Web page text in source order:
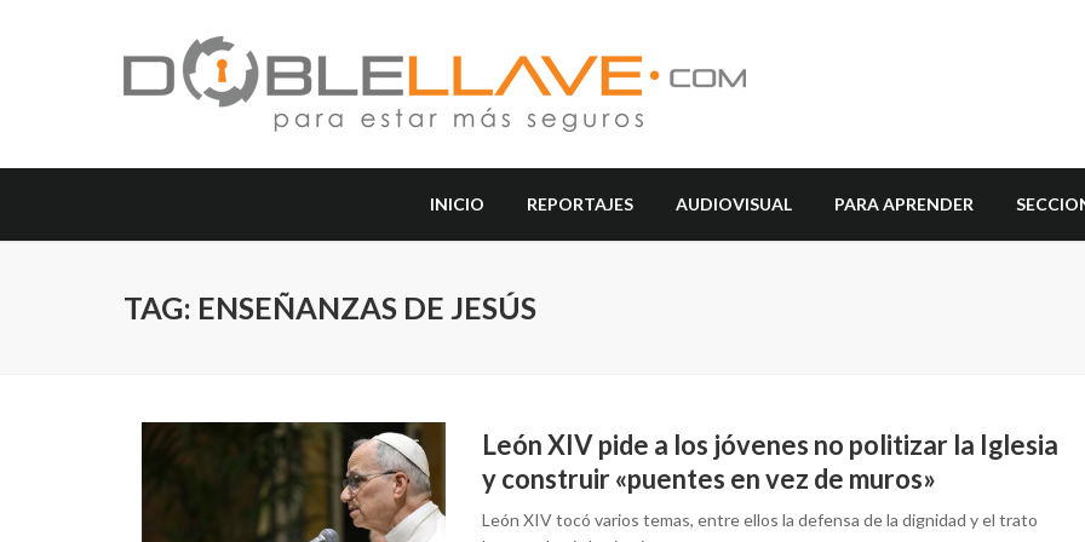
INICIO REPORTAJES AUDIOVISUAL PARA APRENDER
TAG: ENSEÑANZAS DE JESÚS
León XIV pide a los jóvenes no politizar la Iglesia
y construir «puentes en vez de muros»
León XIV tocó varios temas, entre ellos la defensa de la dignidad y el trato